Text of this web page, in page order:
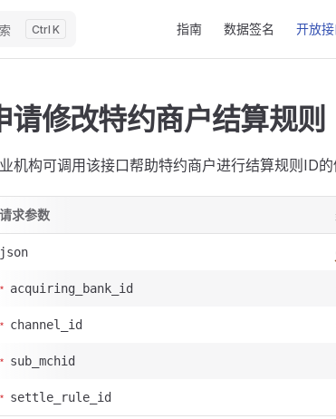
K 指南 数据签名 开放接
请修改特约商户结算规则
机构可调用该接口帮助特约商户进行结算规则ID的
请求参数
json
acquiring_bank_id
channel_id
sub_mchid
settle_rule_id